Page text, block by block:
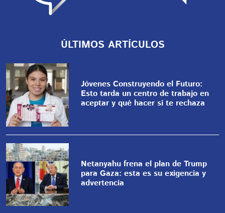
ÚLTIMOS ARTÍCULOS
Jóvenes Construyendo el Futuro:
Esto tarda un centro de trabajo en
aceptar y qué hacer si te rechaza
Netanyahu frena el plan de Trump
para Gaza: esta es su exigencia y
advertencia